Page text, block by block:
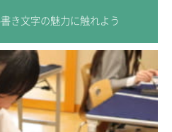
き文字の魅力に触れよう